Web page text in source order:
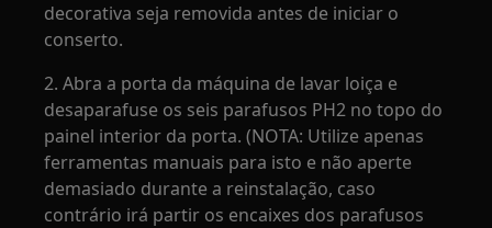
decorativa seja removida antes de iniciar o
conserto.
2. Abra a porta da máquina de lavar loiça e
desaparafuse os seis parafusos PH2 no topo do
painel interior da porta. (NOTA: Utilize apenas
ferramentas manuais para isto e não aperte
demasiado durante a reinstalação, caso
contrário irá partir os encaixes dos parafusos